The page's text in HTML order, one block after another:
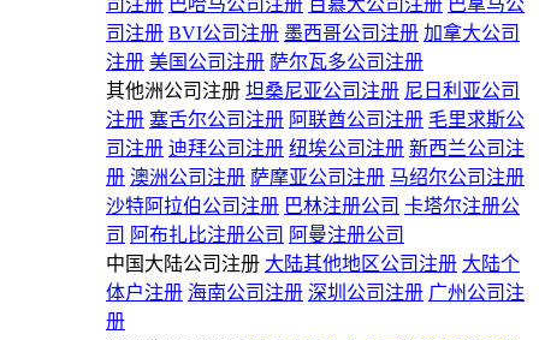
司注册 巴哈马公司注册 百慕大公司注册 巴拿马公
司注册 BVI公司注册 墨西哥公司注册 加拿大公司
注册 美国公司注册 萨尔瓦多公司注册
其他洲公司注册 坦桑尼亚公司注册 尼日利亚公司
注册 塞舌尔公司注册 阿联酋公司注册 毛里求斯公
司注册 迪拜公司注册 纽埃公司注册 新西兰公司注
册 澳洲公司注册 萨摩亚公司注册 马绍尔公司注册
沙特阿拉伯公司注册 巴林注册公司 卡塔尔注册公
司 阿布扎比注册公司 阿曼注册公司
中国大陆公司注册 大陆其他地区公司注册 大陆个
体户注册 海南公司注册 深圳公司注册 广州公司注
册